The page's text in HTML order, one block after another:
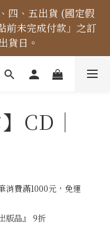
格標示更新為原價，
算。
四、五出貨 (國定假
前未完成付款」之訂
貨日。
1000元免運費！
標示更新為原價，
。
CD｜
消費滿1000元，免運
版品』 9折